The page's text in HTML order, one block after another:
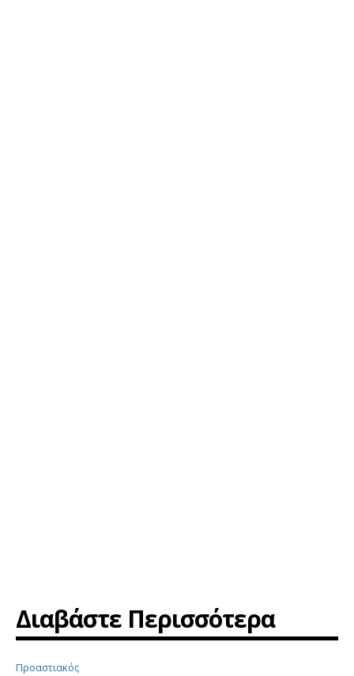
Διαβάστε Περισσότερα
Προαστιακός